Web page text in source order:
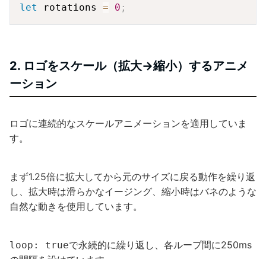
let
rotations = 0 ;
2. ロゴをスケール（拡大→縮小）するアニメ
ーション
ロゴに連続的なスケールアニメーションを適用していま
す。
まず1.25倍に拡大してから元のサイズに戻る動作を繰り返
し、拡大時は滑らかなイージング、縮小時はバネのような
自然な動きを使用しています。
loop: trueで永続的に繰り返し、各ループ間に250ms